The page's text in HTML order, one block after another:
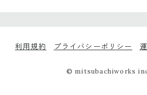
利用規約 プライバシーポリシー
© mitsubachiworks